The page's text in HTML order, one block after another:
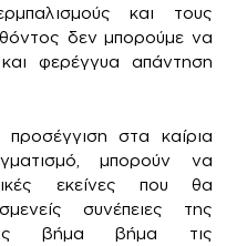
και τους
δεν μπορούμε να
φερέγγυα απάντηση
στα καίρια
μπορούν να
εκείνες που θα
συνέπειες της
βήμα βήμα τις